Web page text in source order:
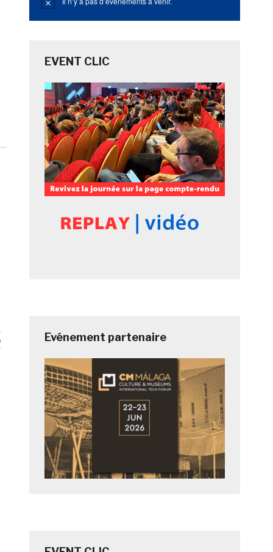
Notice
EVENT CLIC
Evénement partenaire